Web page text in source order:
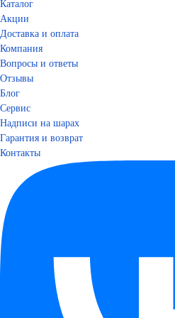
Каталог
Акции
Доставка и оплата
Компания
Вопросы и ответы
Отзывы
Блог
Сервис
Надписи на шарах
Гарантия и возврат
Контакты